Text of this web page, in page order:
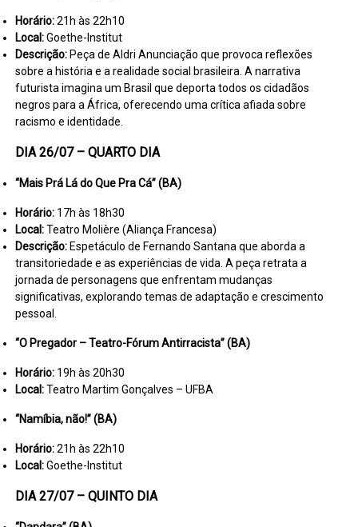
Horário:21h às 22h10
Local:Goethe-Institut
Descrição: Peça de Aldri Anunciação que provoca reflexões
sobre a história e a realidade social brasileira. A narrativa
futurista imagina um Brasil que deporta todos os cidadãos
negros para a África, oferecendo uma crítica afiada sobre
racismo e identidade.
DIA 26/07 – QUARTO DIA
“Mais Prá Lá do Que Pra Cá” (BA)
Horário: 17h às 18h30
Local:Teatro Molière (Aliança Francesa)
Descrição: Espetáculo de Fernando Santana que aborda a
transitoriedade e as experiências de vida. A peça retrata a
jornada de personagens que enfrentam mudanças
significativas, explorando temas de adaptação e crescimento
pessoal.
“O Pregador – Teatro-Fórum Antirracista” (BA)
Horário: 19h às 20h30
Local:Teatro Martim Gonçalves – UFBA
“Namíbia, não!” (BA)
Horário:21h às 22h10
Local:Goethe-Institut
DIA 27/07 – QUINTO DIA